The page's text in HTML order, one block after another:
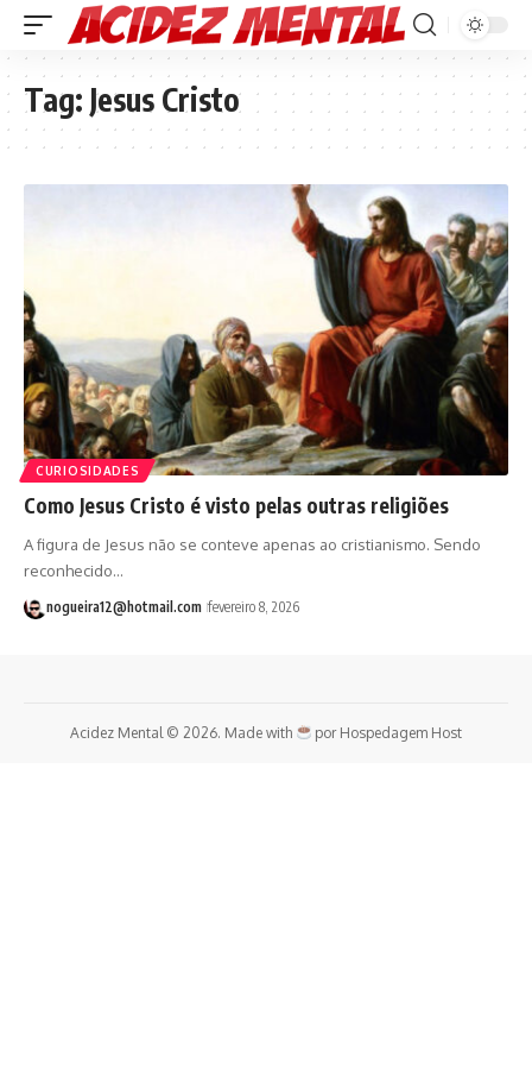
Tag: Jesus Cristo
CURIOSIDADES
Como Jesus Cristo é visto pelas outras religiões
A figura de Jesus não se conteve apenas ao cristianismo. Sendo
reconhecido…
nogueira12@hotmail.com fevereiro 8, 2026
Acidez Mental © 2026. Made with por Hospedagem Host